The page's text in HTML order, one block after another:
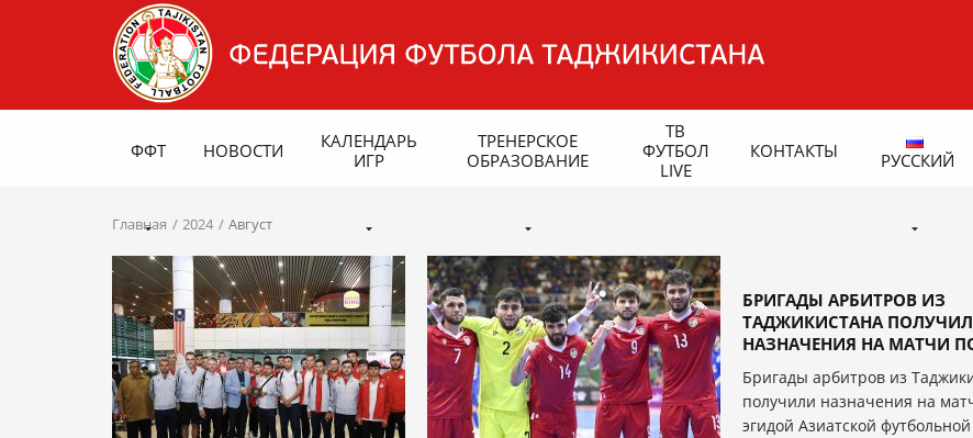
ФФТ НОВОСТИ
КАЛЕНДАРЬ
ИГР
ТРЕНЕРСКОЕ
ОБРАЗОВАНИЕ
ТВ
ФУТБОЛ
LIVE
КОНТАКТЫ РУССКИЙ
Главная 2024 Август
БРИГАДЫ АРБИТРОВ ИЗ
ТАДЖИКИСТАНА
НАЗНАЧЕНИЯ НА МАТЧИ
Бригады арбитров из
получили назначения на
эгидой Азиатской футбольной